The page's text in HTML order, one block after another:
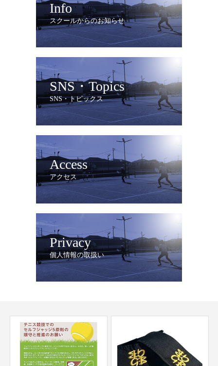
Info
スクールからのお知らせ
SNS・Topics
SNS・トピックス
Access
アクセス
Privacy
個人情報の取扱い